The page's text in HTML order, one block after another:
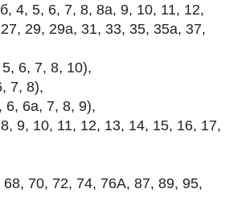
4, 5, 6, 7, 8, 8а, 9, 10, 11, 12,
29, 29а, 31, 33, 35, 35а, 37,
6, 7, 8, 10),
7, 8),
6, 6а, 7, 8, 9),
9, 10, 11, 12, 13, 14, 15, 16, 17,
70, 72, 74, 76А, 87, 89, 95,